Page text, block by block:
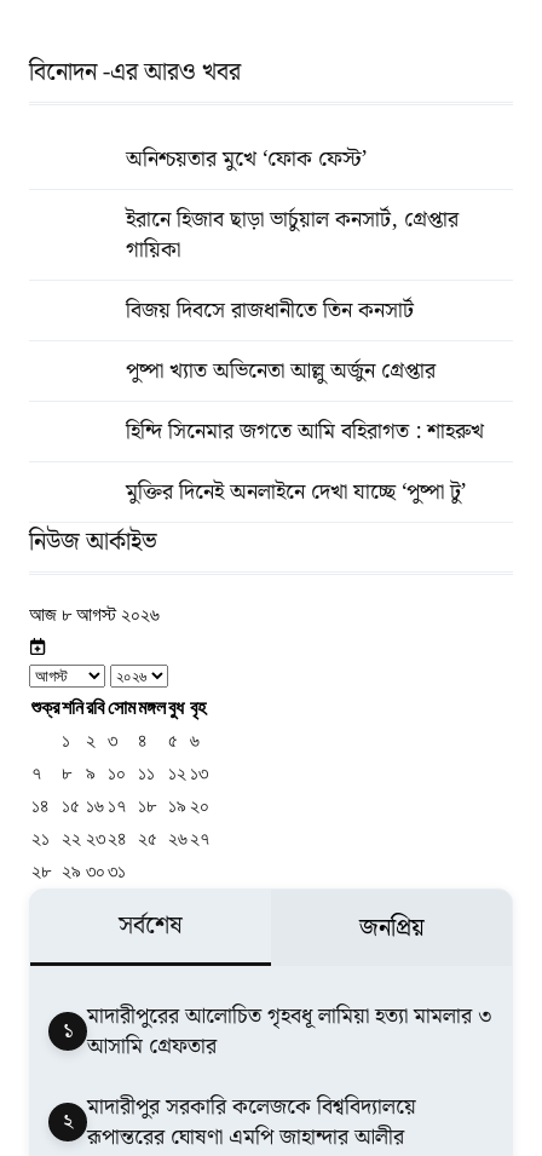
বিনোদন -এর আরও খবর
অনিশ্চয়তার মুখে ‘ফোক ফেস্ট’
ইরানে হিজাব ছাড়া ভার্চুয়াল কনসার্ট, গ্রেপ্তার
গায়িকা
বিজয় দিবসে রাজধানীতে তিন কনসার্ট
পুষ্পা খ্যাত অভিনেতা আল্লু অর্জুন গ্রেপ্তার
হিন্দি সিনেমার জগতে আমি বহিরাগত : শাহরুখ
মুক্তির দিনেই অনলাইনে দেখা যাচ্ছে ‘পুষ্পা টু’
নিউজ আর্কাইভ
আজ ৮ আগস্ট ২০২৬
শুক্রশনিরবিসোমমঙ্গলবুধ বৃহ
১
২ ৩ ৪ ৫
৬
৭
৮ ৯ ১০ ১১ ১২ ১৩
১৪
১৫ ১৬ ১৭ ১৮ ১৯ ২০
২১
২২ ২৩২৪ ২৫ ২৬২৭
২৮ ২৯ ৩০৩১
সর্বশেষ জনপ্রিয়
১ মাদারীপুরের আলোচিত গৃহবধূ লামিয়া হত্যা মামলার ৩
আসামি গ্রেফতার
২ মাদারীপুর সরকারি কলেজকে বিশ্ববিদ্যালয়ে
রূপান্তরের ঘোষণা এমপি জাহান্দার আলীর